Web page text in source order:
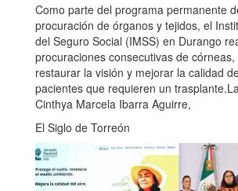
Como parte del programa permanente
procuración de órganos y tejidos, el
del Seguro Social (IMSS) en Durango
procuraciones consecutivas de
restaurar la visión y mejorar la calidad
pacientes que requieren un
Cinthya Marcela Ibarra Aguirre,
El Siglo de Torreón